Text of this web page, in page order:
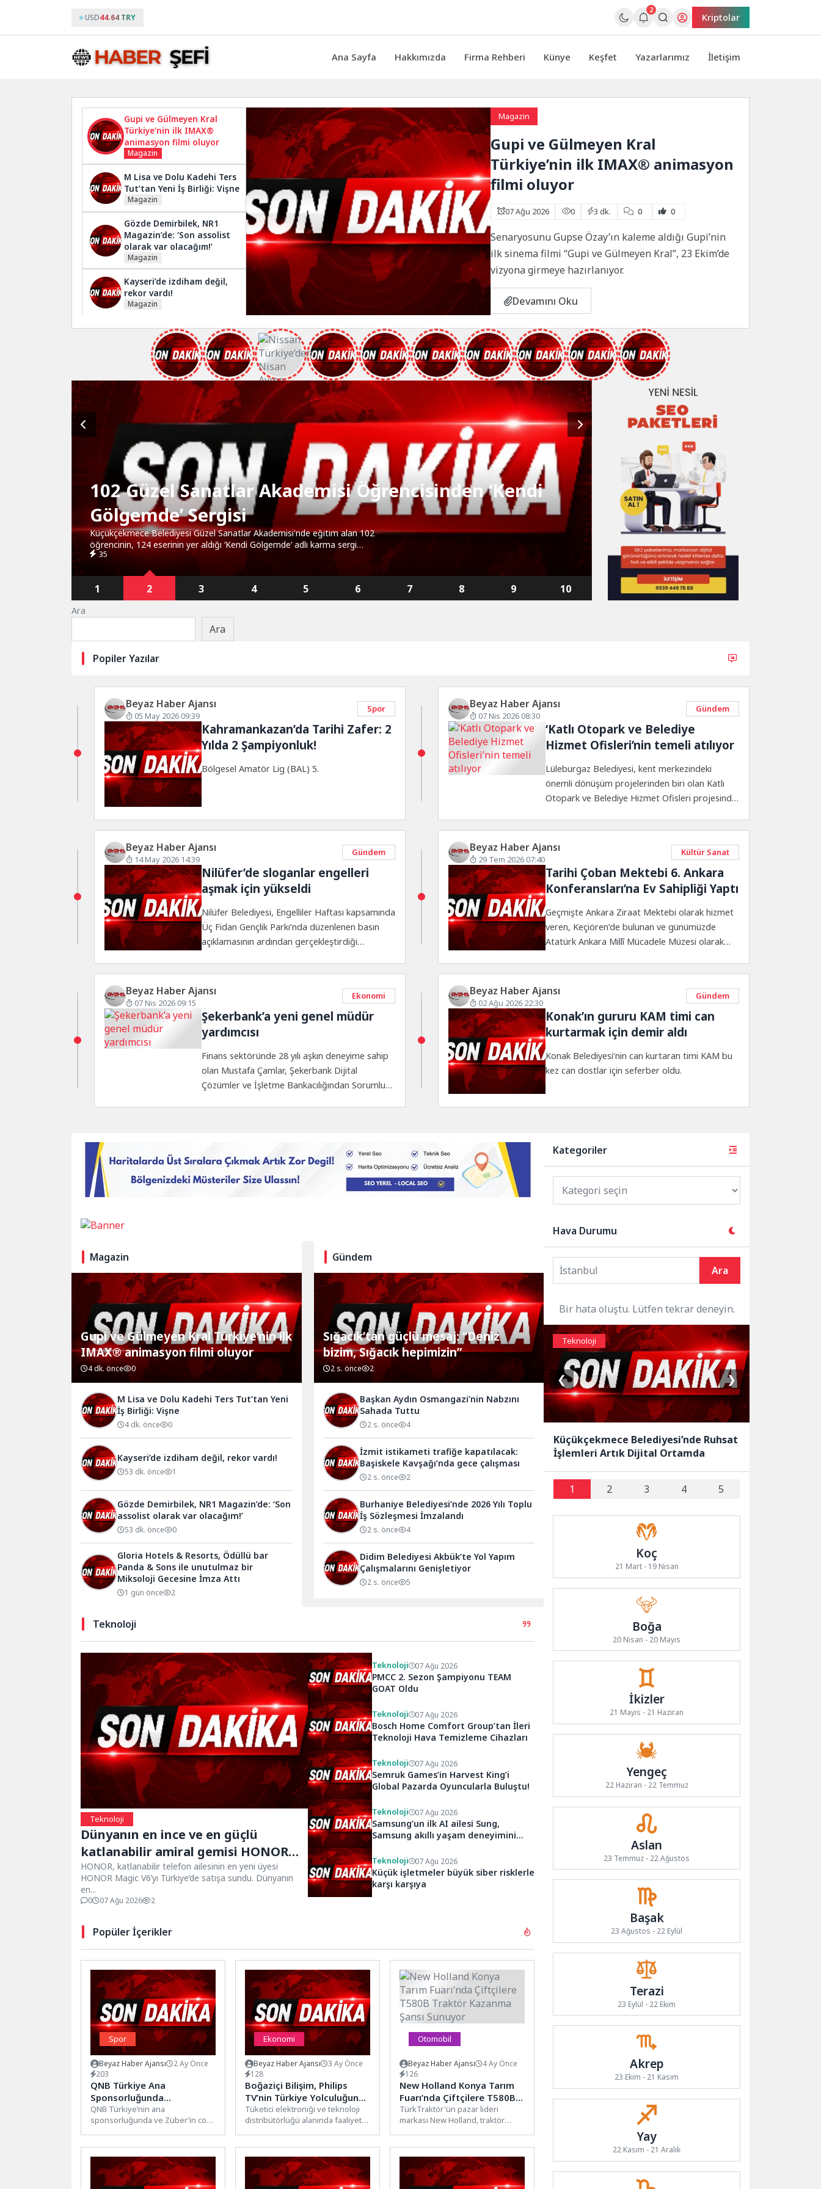
USD44.64 TRY
2
Kriptolar
Ana Sayfa Hakkımızda Firma Rehberi Künye Keşfet Yazarlarımız İletişim
Gupi ve Gülmeyen Kral
Türkiye’nin ilk IMAX®
animasyon filmi oluyor
Magazin
M Lisa ve Dolu Kadehi Ters
Tut’tan Yeni İş Birliği: Vişne
Magazin
Gözde Demirbilek, NR1
Magazin’de: ‘Son assolist
olarak var olacağım!’
Magazin
Kayseri’de izdiham değil,
rekor vardı!
Magazin
Sığacık’tan güçlü mesaj:
“Deniz bizim, Sığacık
hepimizin”
Gündem
Maltepe’de çocuklar
kitapların renkli
dünyasında buluştu
Kültür Sanat
Magazin
Gupi ve Gülmeyen Kral
Türkiye’nin ilk IMAX® animasyon
filmi oluyor
07 Ağu 2026 0 3 dk. 0 0
Senaryosunu Gupse Özay’ın kaleme aldığı Gupi’nin
ilk sinema filmi “Gupi ve Gülmeyen Kral”, 23 Ekim’de
vizyona girmeye hazırlanıyor.
Devamını Oku
102 Güzel Sanatlar Akademisi Öğrencisinden ‘Kendi
Gölgemde’ Sergisi
Küçükçekmece Belediyesi Güzel Sanatlar Akademisi'nde eğitim alan 102
öğrencinin, 124 eserinin yer aldığı ‘Kendi Gölgemde’ adlı karma sergi
Galeri Cennette...
35
Kemer’deki yaya
Kemer Belediyesi Fen İşleri Müdürlüğü ekipleri,
geçitlerinde boyama işlemi gerçekleştiriyor.
20
1 2 3 4 5 6 7 8 9 10
Ara
Ara
Popiler Yazılar
Beyaz Haber Ajansı
05 May 2026 09:39
Spor
Kahramankazan’da Tarihi Zafer: 2
Yılda 2 Şampiyonluk!
Bölgesel Amatör Lig (BAL) 5.
Beyaz Haber Ajansı
07 Nis 2026 08:30
Gündem
‘Katlı Otopark ve Belediye
Hizmet Ofisleri’nin temeli atılıyor
Lüleburgaz Belediyesi, kent merkezindeki
önemli dönüşüm projelerinden biri olan Katlı
Otopark ve Belediye Hizmet Ofisleri projesinde
Beyaz Haber Ajansı
14 May 2026 14:39
Gündem
Nilüfer’de sloganlar engelleri
aşmak için yükseldi
Nilüfer Belediyesi, Engelliler Haftası kapsamında
Üç Fidan Gençlik Parkı’nda düzenlenen basın
açıklamasının ardından gerçekleştirdiği
çekti.
Beyaz Haber Ajansı
29 Tem 2026 07:40
Kültür Sanat
Tarihi Çoban Mektebi 6. Ankara
Konferansları’na Ev Sahipliği Yaptı
Geçmişte Ankara Ziraat Mektebi olarak hizmet
veren, Keçiören’de bulunan ve günümüzde
Atatürk Ankara Millî Mücadele Müzesi olarak
Beyaz Haber Ajansı
07 Nis 2026 09:15
Ekonomi
Şekerbank’a yeni genel müdür
yardımcısı
Finans sektöründe 28 yılı aşkın deneyime sahip
olan Mustafa Çamlar, Şekerbank Dijital
Çözümler ve İşletme Bankacılığından Sorumlu
Beyaz Haber Ajansı
02 Ağu 2026 22:30
Gündem
Konak’ın gururu KAM timi can
kurtarmak için demir aldı
Konak Belediyesi’nin can kurtaran timi KAM bu
kez can dostlar için seferber oldu.
Magazin
Gupi ve Gülmeyen Kral Türkiye’nin ilk
IMAX® animasyon filmi oluyor
4 dk. önce 0
M Lisa ve Dolu Kadehi Ters Tut’tan Yeni
İş Birliği: Vişne
4 dk. önce 0
Kayseri’de izdiham değil, rekor vardı!
53 dk. önce 1
Gözde Demirbilek, NR1 Magazin’de: ‘Son
assolist olarak var olacağım!’
53 dk. önce 0
Gloria Hotels & Resorts, Ödüllü bar
Panda & Sons ile unutulmaz bir
Miksoloji Gecesine İmza Attı
1 gün önce 2
Gündem
Sığacık’tan güçlü mesaj: “Deniz
bizim, Sığacık hepimizin”
2 s. önce 2
Başkan Aydın Osmangazi’nin Nabzını
Sahada Tuttu
2 s. önce 4
İzmit istikameti trafiğe kapatılacak:
Başiskele Kavşağı’nda gece çalışması
2 s. önce 2
Burhaniye Belediyesi’nde 2026 Yılı Toplu
İş Sözleşmesi İmzalandı
2 s. önce 4
Didim Belediyesi Akbük’te Yol Yapım
Çalışmalarını Genişletiyor
2 s. önce 5
Teknoloji
Teknoloji
Dünyanın en ince ve en güçlü
katlanabilir amiral gemisi HONOR
Magic V6 Türkiye’de
HONOR, katlanabilir telefon ailesinin en yeni üyesi
HONOR Magic V6’yı Türkiye’de satışa sundu. Dünyanın
en...
0 07 Ağu 2026 2
Teknoloji 07 Ağu 2026
PMCC 2. Sezon Şampiyonu TEAM
GOAT Oldu
Teknoloji 07 Ağu 2026
Bosch Home Comfort Group’tan İleri
Teknoloji Hava Temizleme Cihazları
Teknoloji 07 Ağu 2026
Semruk Games’in Harvest King’i
Global Pazarda Oyuncularla Buluştu!
Teknoloji 07 Ağu 2026
Samsung’un ilk AI ailesi Sung,
Samsung akıllı yaşam deneyimini
ekranlara taşıyor
Teknoloji 07 Ağu 2026
Küçük işletmeler büyük siber risklerle
karşı karşıya
Popüler İçerikler
Spor
Beyaz Haber Ajansı
2 Ay Önce
203
QNB Türkiye Ana
Sponsorluğunda
Düzenlenen Tennis Istanbul
Open 2026 İş Dünyasını
Kortlarda Buluşturdu
QNB Türkiye’nin ana
sponsorluğunda ve Züber’in co-
Ekonomi
Beyaz Haber Ajansı
3 Ay Önce
128
Boğaziçi Bilişim, Philips
TV’nin Türkiye Yolculuğunda
Daha Güçlü Rol Üstleniyor
Tüketici elektroniği ve teknoloji
distribütörlüğü alanında faaliyet
Otomobil
Beyaz Haber Ajansı
4 Ay Önce
126
New Holland Konya Tarım
Fuarı’nda Çiftçilere T580B
Traktör Kazanma Şansı
Sunuyor
TürkTraktör'ün pazar lideri
markası New Holland, traktör
Kategoriler
Hava Durumu
Ara
Bir hata oluştu. Lütfen tekrar deneyin.
Teknoloji
Küçükçekmece Belediyesi’nde Ruhsat
İşlemleri Artık Dijital Ortamda
❮ ❯
1 2 3 4 5
Koç
21 Mart - 19 Nisan
Boğa
20 Nisan - 20 Mayıs
İkizler
21 Mayıs - 21 Haziran
Yengeç
22 Haziran - 22 Temmuz
Aslan
23 Temmuz - 22 Ağustos
Başak
23 Ağustos - 22 Eylül
Terazi
23 Eylül - 22 Ekim
Akrep
23 Ekim - 21 Kasım
Yay
22 Kasım - 21 Aralık